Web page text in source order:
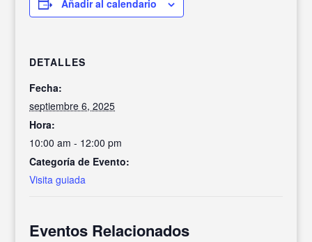
Añadir al calendario
DETALLES
Fecha:
septiembre 6, 2025
Hora:
10:00 am - 12:00 pm
Categoría de Evento:
Visita guiada
Eventos Relacionados